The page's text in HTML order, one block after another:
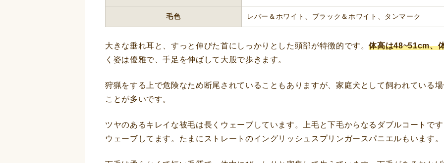
毛色 レバー＆ホワイト、ブラック＆ホワイト、タンマーク
大きな垂れ耳と、すっと伸びた首にしっかりとした頭部が特徴的です。体高は48~51cm、
く姿は優雅で、手足を伸ばして大股で歩きます。
狩猟をする上で危険なため断尾されていることもありますが、家庭犬として飼われている
ことが多いです。
ツヤのあるキレイな被毛は長くウェーブしています。上毛と下毛からなるダブルコートで
ウェーブしてます。たまにストレートのイングリッシュスプリンガースパニエルもいます。